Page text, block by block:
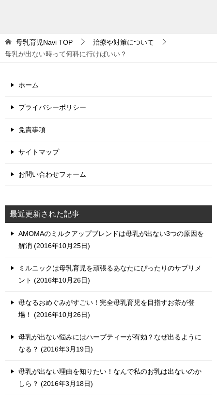
母乳育児Navi TOP
治療や対策について
母乳が出ない時って何科に行けばいい？
ホーム
プライバシーポリシー
免責事項
サイトマップ
お問い合わせフォーム
最近更新された記事
AMOMAのミルクアップブレンドは母乳が出ない3つの原因を
解消
2016年10月25日
ミルニックは母乳育児を頑張るあなたにぴったりのサプリメ
ント
2016年10月26日
母なるおめぐみがすごい！完全母乳育児を目指すお茶が登
場！
2016年10月26日
母乳が出ない悩みにはハーブティーが有効？なぜ出るように
なる？
2016年3月19日
母乳が出ない理由を知りたい！なんで私のお乳は出ないのか
しら？
2016年3月18日